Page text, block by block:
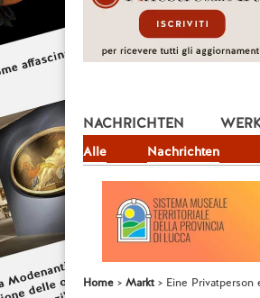
NACHRICHTEN
Alle Nachrichten
JOB
Home Markt Eine